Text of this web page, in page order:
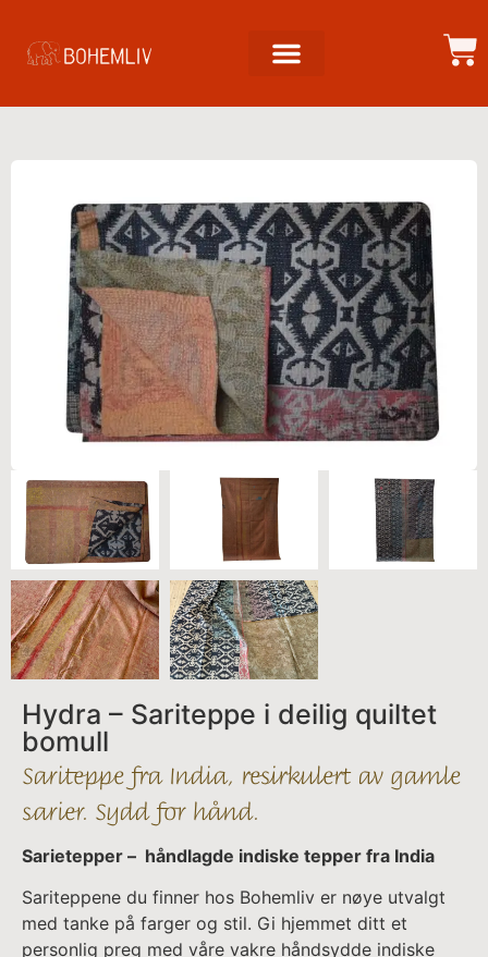
Hydra – Sariteppe i deilig quiltet
bomull
Sariteppe fra India, resirkulert av gamle
sarier. Sydd for hånd.
Sarietepper – håndlagde indiske tepper fra India
Sariteppene du finner hos Bohemliv er nøye utvalgt
med tanke på farger og stil. Gi hjemmet ditt et
personlig preg med våre vakre håndsydde indiske